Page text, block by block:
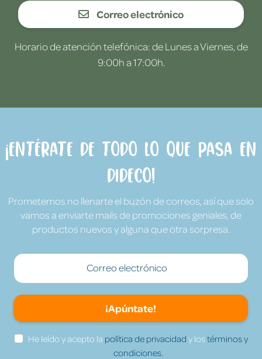
Correo electrónico
Horario de atención telefónica: de Lunes a Viernes, de
9:00h a 17:00h.
¡Entérate de todo lo que pasa en
Dideco!
Prometemos no llenarte el buzón de correos, así que solo
vamos a enviarte mails de promociones geniales, de
productos nuevos y alguna que otra sorpresa.
¡Apúntate!
He leído y acepto la política de privacidad y lostérminos y
condiciones.